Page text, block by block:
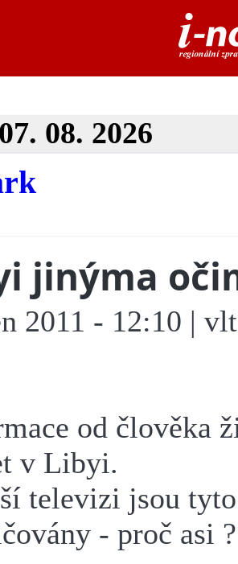
07. 08. 2026
jinýma
2011 - 12:10 |
od člověka
v Libyi.
televizi jsou
- proč asi ?